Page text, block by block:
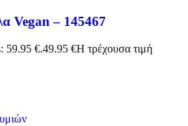
Vegan – 145467
59.95 €.49.95 €Η τρέχουσα τιμή